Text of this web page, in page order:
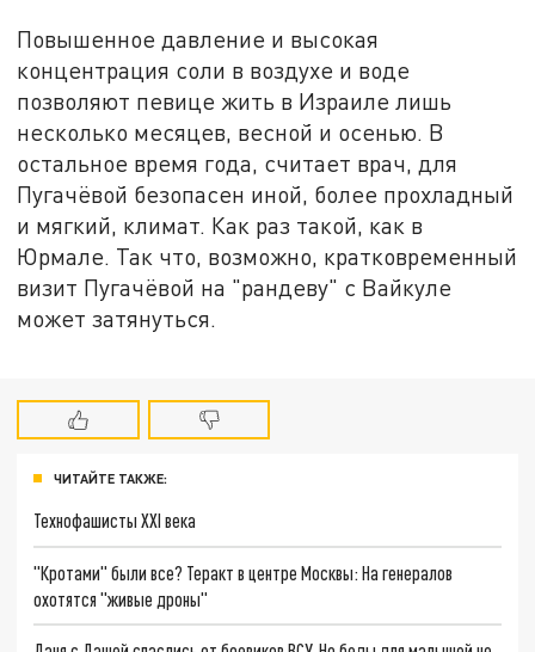
Повышенное давление и высокая
концентрация соли в воздухе и воде
позволяют певице жить в Израиле лишь
несколько месяцев, весной и осенью. В
остальное время года, считает врач, для
Пугачёвой безопасен иной, более прохладный
и мягкий, климат. Как раз такой, как в
Юрмале. Так что, возможно, кратковременный
визит Пугачёвой на "рандеву" с Вайкуле
может затянуться.
ЧИТАЙТЕ ТАКЖЕ:
Технофашисты XXI века
"Кротами" были все? Теракт в центре Москвы: На генералов
охотятся "живые дроны"